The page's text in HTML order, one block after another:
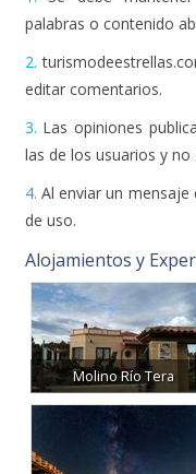
palabras o contenido
2.
editar comentarios.
3. Las opiniones
las de los usuarios y
4. Al enviar un
de uso.
Alojamientos y
Molino Río Tera